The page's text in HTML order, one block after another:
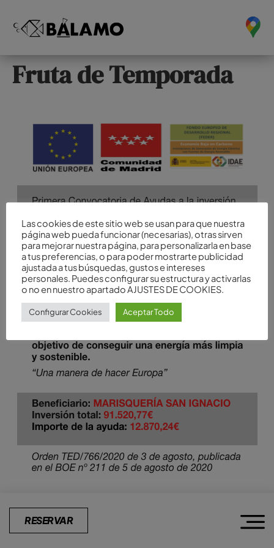
Fruta de Temporada
Las cookies de este sitio web se usan para que nuestra
página web pueda funcionar (necesarias), otras sirven
para mejorar nuestra página, para personalizarla en base
a tus preferencias, o para poder mostrarte publicidad
ajustada a tus búsquedas, gustos e intereses
personales. Puedes configurar su estructura y activarlas
o no en nuestro apartado AJUSTES DE COOKIES.
Configurar Cookies Aceptar Todo
RESERVAR